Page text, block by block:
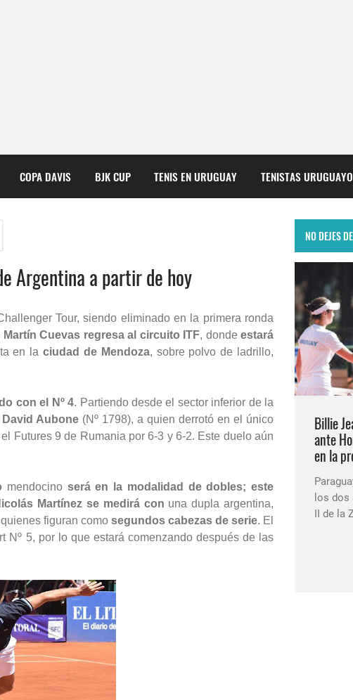
COPA DAVIS BJK CUP TENIS EN URUGUAY TENISTAS
Argentina a partir de hoy
Tour, siendo eliminado en la primera ronda
Martín Cuevas regresa al circuito ITF, donde estará
en laciudad de Mendoza, sobre polvo de ladrillo,
con el Nº 4. Partiendo desde el sector inferior de la
Aubone (Nº 1798), a quien derrotó en el único
Futures 9 de Rumania por 6-3 y 6-2. Este duelo aún
mendocino será en la modalidad de dobles; este
Martínez se medirá con una dupla argentina,
quienes figuran como segundos cabezas de serie. El
Nº 5, por lo que estará comenzando después de las
NO DEJES
Billie
ante
en la
los dos
II de